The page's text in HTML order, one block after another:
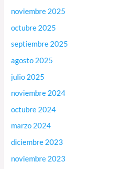
noviembre 2025
octubre 2025
septiembre 2025
agosto 2025
julio 2025
noviembre 2024
octubre 2024
marzo 2024
diciembre 2023
noviembre 2023